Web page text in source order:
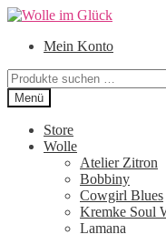
Zur
springen
Zum
springenMein Konto
Suchen
nach:
Menü
Store
Wolle
Atelier Zitron
Bobbiny
Cowgirl Blues
Kremke Soul
Lamana